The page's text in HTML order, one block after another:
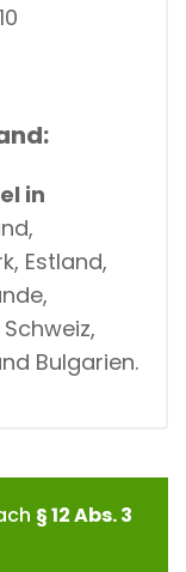
in
Estland,
Bulgarien.
§ 12 Abs. 3